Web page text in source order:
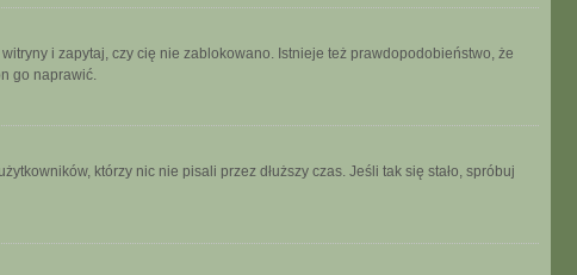
i zapytaj, czy cię nie zablokowano. Istnieje też prawdopodobieństwo, że
go naprawić.
którzy nic nie pisali przez dłuższy czas. Jeśli tak się stało, spróbuj